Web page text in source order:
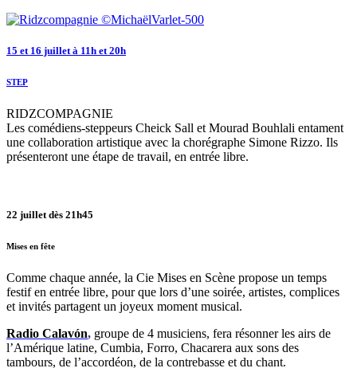
15 et 16 juillet à 11h et 20h
STEP
RIDZCOMPAGNIE
Les comédiens-steppeurs Cheick Sall et Mourad Bouhlali entament
une collaboration artistique avec la chorégraphe Simone Rizzo. Ils
présenteront une étape de travail, en entrée libre.
22 juillet dès 21h45
Mises en fête
Comme chaque année, la Cie Mises en Scène propose un temps
festif en entrée libre, pour que lors d’une soirée, artistes, complices
et invités partagent un joyeux moment musical.
Radio Calavón, groupe de 4 musiciens, fera résonner les airs de
l’Amérique latine, Cumbia, Forro, Chacarera aux sons des
tambours, de l’accordéon, de la contrebasse et du chant.